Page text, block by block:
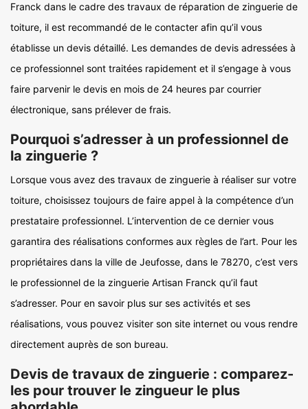
Franck dans le cadre des travaux de réparation de zinguerie de
toiture, il est recommandé de le contacter afin qu’il vous
établisse un devis détaillé. Les demandes de devis adressées à
ce professionnel sont traitées rapidement et il s’engage à vous
faire parvenir le devis en mois de 24 heures par courrier
électronique, sans prélever de frais.
Pourquoi s’adresser à un professionnel de
la zinguerie ?
Lorsque vous avez des travaux de zinguerie à réaliser sur votre
toiture, choisissez toujours de faire appel à la compétence d’un
prestataire professionnel. L’intervention de ce dernier vous
garantira des réalisations conformes aux règles de l’art. Pour les
propriétaires dans la ville de Jeufosse, dans le 78270, c’est vers
le professionnel de la zinguerie Artisan Franck qu’il faut
s’adresser. Pour en savoir plus sur ses activités et ses
réalisations, vous pouvez visiter son site internet ou vous rendre
directement auprès de son bureau.
Devis de travaux de zinguerie : comparez-
les pour trouver le zingueur le plus